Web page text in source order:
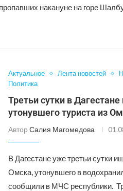
накануне на горе
Актуальное Лента новостей
Политика
Третьи сутки в
утонувшего туриста из
АвторСалия Магомедова
В Дагестане уже третьи сутки
Омска, утонувшего в
сообщили в МЧС республики.